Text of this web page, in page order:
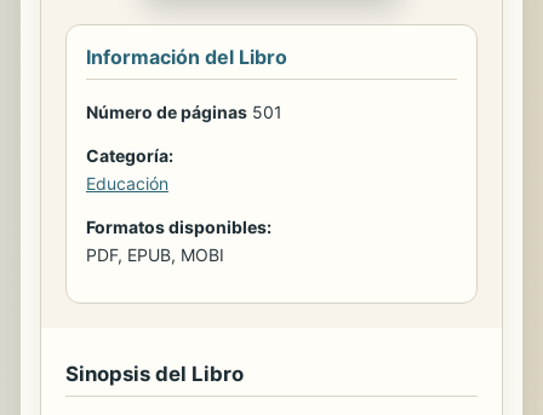
Información del Libro
Número de páginas 501
Categoría:
Educación
Formatos disponibles:
PDF, EPUB, MOBI
Sinopsis del Libro